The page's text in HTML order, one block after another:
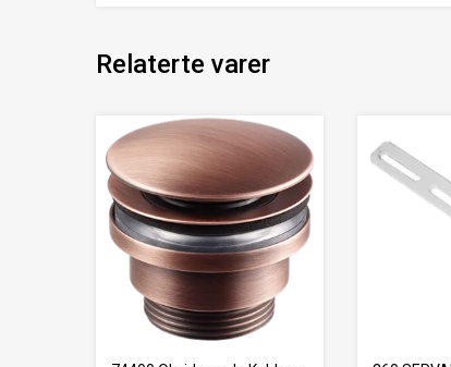
Relaterte varer